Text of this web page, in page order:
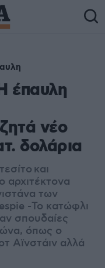
έπαυλη
νέο
δολάρια
και
αρχιτέκτονα
των
-Το κατώφλι
σπουδαίες
όπως ο
Αϊνστάιν αλλά